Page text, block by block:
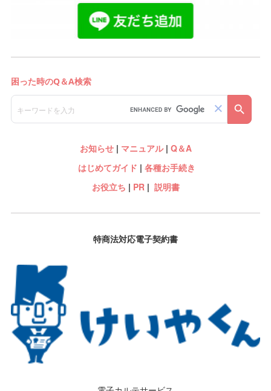
お知らせ| マニュアル| Q＆A
はじめてガイド | 各種お手続き
お役立ち | PR| 説明書
特商法対応電子契約書